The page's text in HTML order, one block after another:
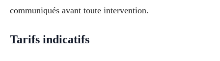
communiqués avant toute intervention.
Tarifs indicatifs